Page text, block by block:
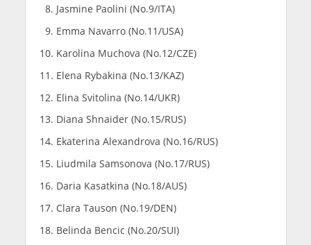
Jasmine Paolini (No.9/ITA)
Emma Navarro (No.11/USA)
Karolina Muchova (No.12/CZE)
Elena Rybakina (No.13/KAZ)
Elina Svitolina (No.14/UKR)
Diana Shnaider (No.15/RUS)
Ekaterina Alexandrova (No.16/RUS)
Liudmila Samsonova (No.17/RUS)
Daria Kasatkina (No.18/AUS)
Clara Tauson (No.19/DEN)
Belinda Bencic (No.20/SUI)